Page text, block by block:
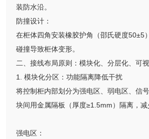
装防水沿。
防撞设计：
在柜体四角安装橡胶护角（邵氏硬度50±5
碰撞导致柜体变形。
二、接线布局原则：模块化、分层化、可
1. 模块化分区：功能隔离降低干扰
将控制柜内部划分为强电区、弱电区、信
块间用金属隔板（厚度≥1.5mm）隔离，减
强电区：